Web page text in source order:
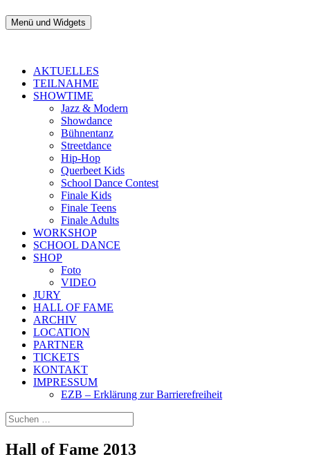
Inhalt
TANZtage Duisburg
Menü und Widgets
AKTUELLES
TEILNAHME
SHOWTIME
Jazz & Modern
Showdance
Bühnentanz
Streetdance
Hip-Hop
Querbeet Kids
School Dance Contest
Finale Kids
Finale Teens
Finale Adults
WORKSHOP
SCHOOL DANCE
SHOP
Foto
VIDEO
JURY
HALL OF FAME
ARCHIV
LOCATION
PARTNER
TICKETS
KONTAKT
IMPRESSUM
EZB – Erklärung zur Barrierefreiheit
Suchen
nach:
Hall of Fame 2013